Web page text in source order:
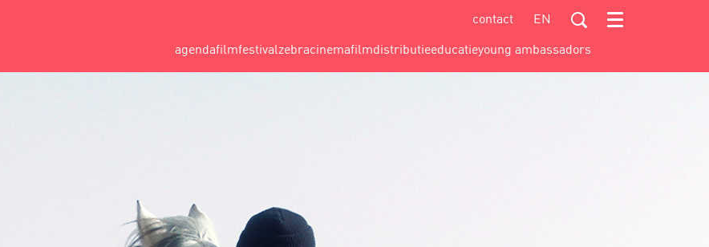
contact EN
agendafilmfestivalzebracinemafilmdistributieeducatieyoung ambassadors
Menu